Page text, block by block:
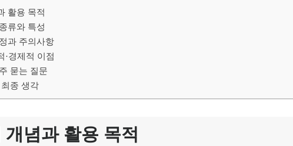
활용 목적
류와 특성
과 주의사항
·경제적 이점
묻는 질문
종 생각
개념과 활용 목적